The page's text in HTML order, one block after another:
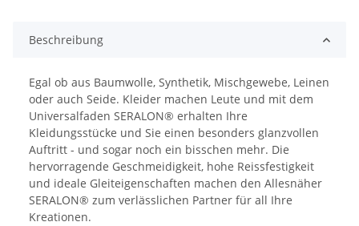
Beschreibung
Egal ob aus Baumwolle, Synthetik, Mischgewebe, Leinen
oder auch Seide. Kleider machen Leute und mit dem
Universalfaden SERALON® erhalten Ihre
Kleidungsstücke und Sie einen besonders glanzvollen
Auftritt - und sogar noch ein bisschen mehr. Die
hervorragende Geschmeidigkeit, hohe Reissfestigkeit
und ideale Gleiteigenschaften machen den Allesnäher
SERALON® zum verlässlichen Partner für all Ihre
Kreationen.